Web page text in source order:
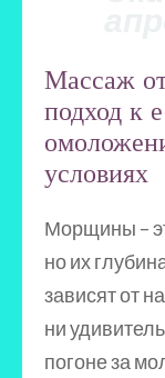
Массаж
подход к
условиях
Морщины –
но их
зависят от
ни
погоне за